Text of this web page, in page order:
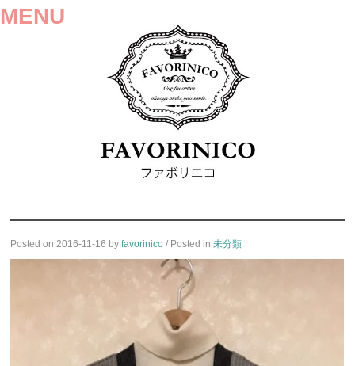
MENU
TO
Posted on2016-11-16 byfavorinico / Posted in未分類